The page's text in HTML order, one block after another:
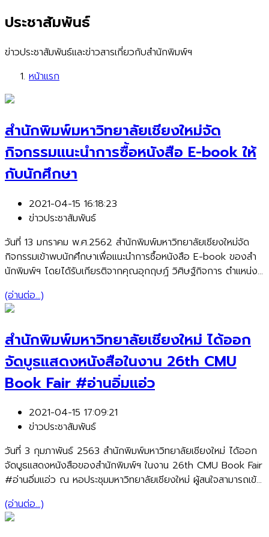
ประชาสัมพันธ์
ข่าวประชาสัมพันธ์และข่าวสารเกี่ยวกับสำนักพิมพ์ฯ
หน้าแรก
สำนักพิมพ์มหาวิทยาลัยเชียงใหม่จัด
กิจกรรมแนะนำการซื้อหนังสือ E-book ให้
กับนักศึกษา
2021-04-15 16:18:23
ข่าวประชาสัมพันธ์
วันที่ 13 มกราคม พ.ศ.2562 สำนักพิมพ์มหาวิทยาลัยเชียงใหม่จัด
กิจกรรมเข้าพบนักศึกษาเพื่อแนะนำการซื้อหนังสือ E-book ของสำ
นักพิมพ์ฯ โดยได้รับเกียรติจากคุณอุกฤษฎ์ วิศิษฐ์กิจการ ตำแหน่ง
งานให้กับนักศึกษา ณ คณะเกษตรศาสตร์ และคณะวิทยาศาสตร์
มหาวิทยาลัยเชียงใหม่
(อ่านต่อ...)
สำนักพิมพ์มหาวิทยาลัยเชียงใหม่ ได้ออก
จัดบูธแสดงหนังสือในงาน 26th CMU
Book Fair #อ่านอิ่มแอ่ว
2021-04-15 17:09:21
ข่าวประชาสัมพันธ์
วันที่ 3 กุมภาพันธ์ 2563 สำนักพิมพ์มหาวิทยาลัยเชียงใหม่ ได้ออก
จัดบูธแสดงหนังสือของสำนักพิมพ์ฯ ในงาน 26th CMU Book Fair
#อ่านอิ่มแอ่ว ณ หอประชุมมหาวิทยาลัยเชียงใหม่ ผู้สนใจสามารถเข้า
สำนักพิมพ์ได้ระหว่างวันที่ 3 -12 กุมภาพันธ์ 2563 นี้
(อ่านต่อ...)